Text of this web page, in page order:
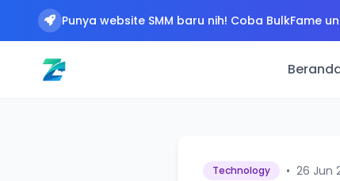
Punya website SMM baru nih! Coba BulkFame
Technology • 26 Jun